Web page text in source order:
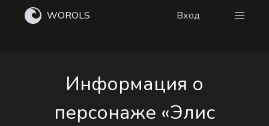
WOROLS Вход
Информация о
персонаже «Элис